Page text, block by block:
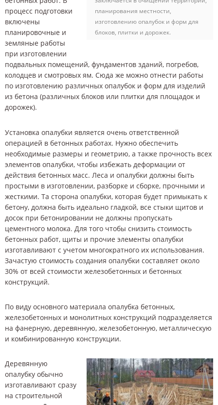
планирования местности,
изготовлению опалубок и форм для
блоков, плитки и дорожек.
процесс подготовки
включены
планировочные и
земляные работы
при изготовлении
подвальных помещений, фундаментов зданий, погребов,
колодцев и смотровых ям. Сюда же можно отнести работы
по изготовлению различных опалубок и форм для изделий
из бетона (различных блоков или плитки для площадок и
дорожек).
Установка опалубки является очень ответственной
операцией в бетонных работах. Нужно обеспечить
необходимые размеры и геометрию, а также прочность всех
элементов опалубки, чтобы избежать деформации от
действия бетонных масс. Леса и опалубки должны быть
простыми в изготовлении, разборке и сборке, прочными и
жесткими. Та сторона опалубки, которая будет примыкать к
бетону, должна быть идеально гладкой, все стыки щитов и
досок при бетонировании не должны пропускать
цементного молока. Для того чтобы снизить стоимость
бетонных работ, щиты и прочие элементы опалубки
изготавливают с учетом многократного их использования.
Зачастую стоимость создания опалубки составляет около
30% от всей стоимости железобетонных и бетонных
конструкций.
По виду основного материала опалубка бетонных,
железобетонных и монолитных конструкций подразделяется
на фанерную, деревянную, железобетонную, металлическую
и комбинированную конструкции.
Деревянную
опалубку обычно
изготавливают сразу
на строительной